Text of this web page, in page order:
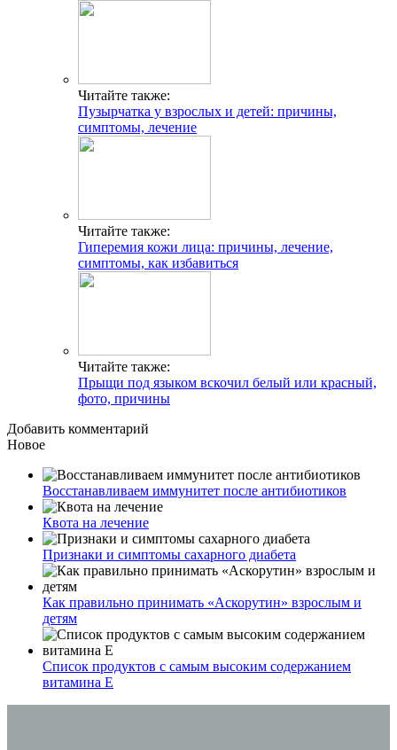
Читайте также:
Пузырчатка у взрослых и детей: причины,
симптомы, лечение
Читайте также:
Гиперемия кожи лица: причины, лечение,
симптомы, как избавиться
Читайте также:
Прыщи под языком вскочил белый или красный,
фото, причины
Добавить комментарий
Новое
Восстанавливаем иммунитет после антибиотиков
Квота на лечение
Признаки и симптомы сахарного диабета
Как правильно принимать «Аскорутин» взрослым и
детям
Список продуктов с самым высоким содержанием
витамина E